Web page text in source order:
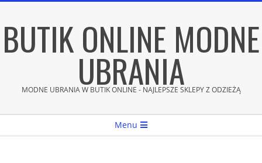
content
BUTIK ONLINE MODNE
UBRANIA
MODNE UBRANIA W BUTIK ONLINE - NAJLEPSZE SKLEPY Z ODZIEŻĄ
Menu